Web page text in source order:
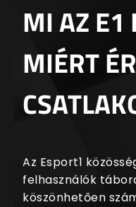
MI AZ E1
MIÉRT
Az Esport1
felhasználók
köszönhetően